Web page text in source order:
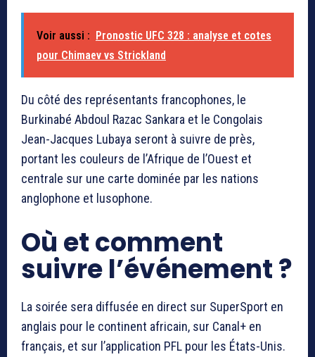
Voir aussi :
Pronostic UFC 328 : analyse et cotes
pour Chimaev vs Strickland
Du côté des représentants francophones, le
Burkinabé Abdoul Razac Sankara et le Congolais
Jean-Jacques Lubaya seront à suivre de près,
portant les couleurs de l’Afrique de l’Ouest et
centrale sur une carte dominée par les nations
anglophone et lusophone.
Où et comment
suivre l’événement ?
La soirée sera diffusée en direct sur SuperSport en
anglais pour le continent africain, sur Canal+ en
français, et sur l’application PFL pour les États-Unis.